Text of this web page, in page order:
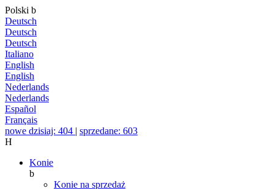
Polski b
Deutsch
Deutsch
Deutsch
Italiano
English
English
Nederlands
Nederlands
Español
Français
nowe dzisiaj: 404 | sprzedane: 603
H
Konie
b
Konie na sprzedaż